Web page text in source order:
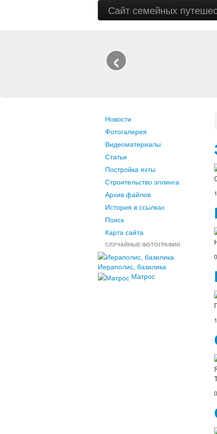
Сайт семейных
‹
Новости
Фотогалерея
Видеоматериалы
Статьи
Постройка яхты
Строительство эллинга
Архив файлов
История в ссылках
Поиск
Карта сайта
СЛУЧАЙНЫЕ ФОТОГРАФИИ
Иераполис, базилика
Матрос